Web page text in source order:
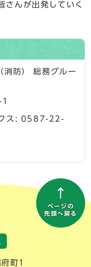
さんが出発していく
消防） 総務グルー
ス: 0587-22-
ページの
先頭へ戻る
町1